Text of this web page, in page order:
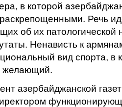
в которой
Речь
об их патологической
Ненависть к
вид спорта, в
желающий.
азербайджанской